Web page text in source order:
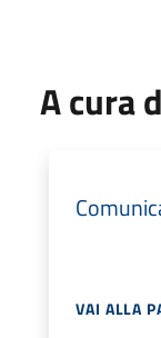
A cura
VAI ALLA